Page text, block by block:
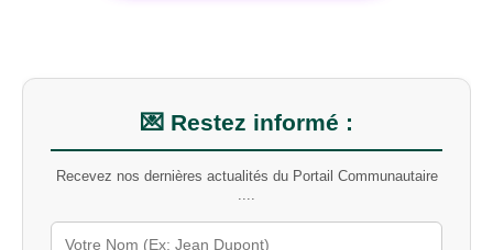
m
o
t
-
l
é
💌 Restez informé :
Recevez nos dernières actualités du Portail Communautaire
....